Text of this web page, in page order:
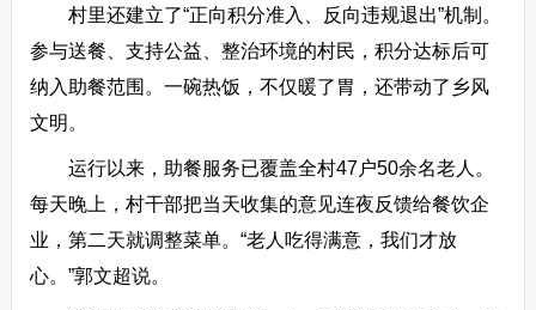
村里还建立了“正向积分准入、反向违规退出”机制。
参与送餐、支持公益、整治环境的村民，积分达标后可
纳入助餐范围。一碗热饭，不仅暖了胃，还带动了乡风
文明。
运行以来，助餐服务已覆盖全村47户50余名老人。
每天晚上，村干部把当天收集的意见连夜反馈给餐饮企
业，第二天就调整菜单。“老人吃得满意，我们才放
心。”郭文超说。